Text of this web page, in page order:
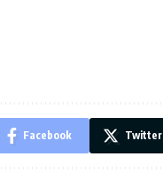
Facebook Twitter